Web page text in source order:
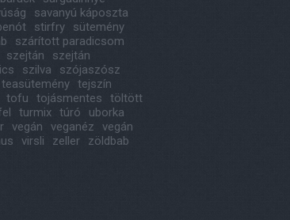
savanyú káposzta
stirfry
sütemény
szárított paradicsom
szejtán
szejtán
szilva
szójaszósz
teasütemény tejszín
tofu tojásmentes
töltött
turmix túró
uborka
vegán veganéz
vegán
virsli zeller
zöldbab